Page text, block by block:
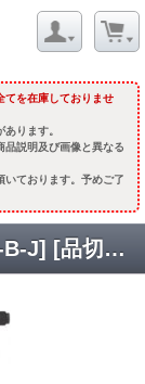
てを在庫しておりませ
ります。
品説明及び画像と異なる
いております。予めご了
電動ガン F1 Firearms UDP [UDP-B-J] [品切中.国内再入荷時期未定]